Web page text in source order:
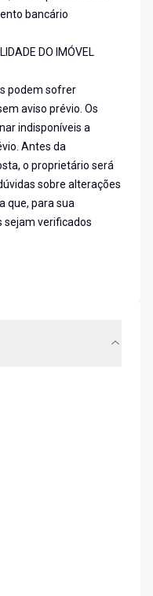
bancário
DO IMÓVEL
podem sofrer
aviso prévio. Os
indisponíveis a
Antes da
o proprietário será
sobre alterações
que, para sua
sejam verificados